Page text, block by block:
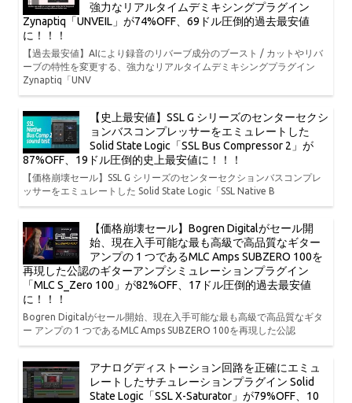
強力なリアルタイムデミキシングプラグイン
Zynaptiq「UNVEIL」が74%OFF、69ドル圧倒的過去最安値
に！！！
【過去最安値】AIにより録音のリバーブ成分のブースト / カットやリバ
ーブの特性を変更する、強力なリアルタイムデミキシングプラグイン
Zynaptiq「UNV
【史上最安値】SSL G シリーズのセンターセクシ
ョンバスコンプレッサーをエミュレートした
Solid State Logic「SSL Bus Compressor 2」が
87%OFF、19ドル圧倒的史上最安値に！！！
【価格崩壊セール】SSL G シリーズのセンターセクションバスコンプレ
ッサーをエミュレートした Solid State Logic「SSL Native B
【価格崩壊セール】Bogren Digitalがセール開
始、現在入手可能な最も高級で高品質なギター
アンプの 1 つであるMLC Amps SUBZERO 100を
再現した公認のギターアンプシミュレーションプラグイン
「MLC S_Zero 100」が82%OFF、17ドル圧倒的過去最安値
に！！！
Bogren Digitalがセール開始、現在入手可能な最も高級で高品質なギタ
ー アンプの 1 つであるMLC Amps SUBZERO 100を再現した公認
アナログディストーション回路を正確にエミュ
レートしたサチュレーションプラグイン Solid
State Logic「SSL X-Saturator」が79%OFF、10